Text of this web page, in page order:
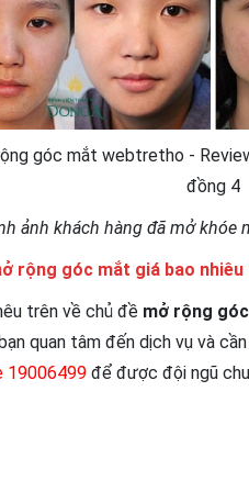
ảnh khách hàng đã mở khóe
rộng góc mắt giá bao
trên về chủ đềmở rộng
quan tâm đến dịch vụ và
19006499 để được đội ngũ